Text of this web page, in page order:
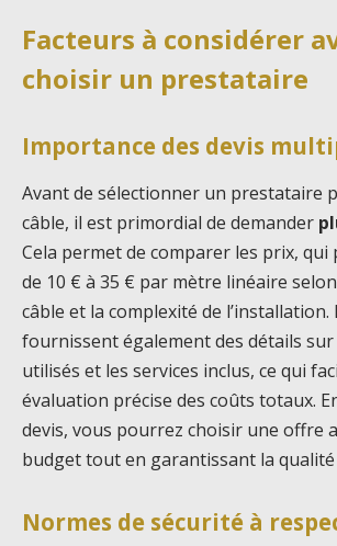
Facteurs à considérer
choisir un prestataire
Importance des devis
Avant de sélectionner un prestataire
câble, il est primordial de demander
Cela permet de comparer les prix,
de 10 € à 35 € par mètre linéaire
câble et la complexité de l’installation.
fournissent également des détails
utilisés et les services inclus, ce qui
évaluation précise des coûts totaux.
devis, vous pourrez choisir une offre
budget tout en garantissant la qualité
Normes de sécurité à